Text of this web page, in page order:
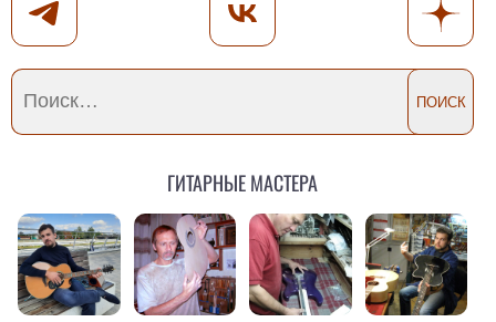
Гитарные мастера